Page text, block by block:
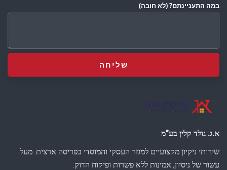
א.ג. גולד קלין בע”מ
שירותי ניקיון מקצועיים למגזר העסקי והמוסדי בפריסה ארצית. מעל
עשור של ניסיון, אמינות ללא פשרות ופיקוח הדוק.
במה התעניינתם?(לא חובה)